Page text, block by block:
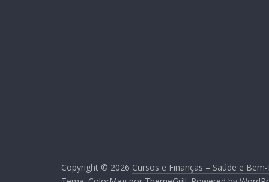
Copyright © 2026 Cursos e Finanças – Saúde e